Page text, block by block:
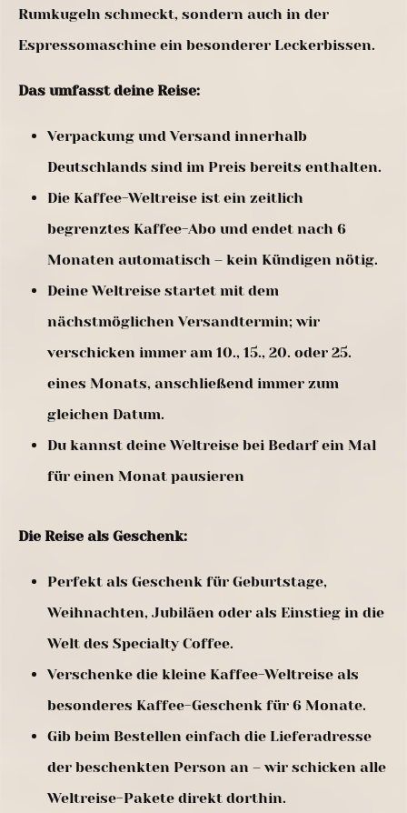
Rumkugeln schmeckt, sondern auch in der
Espressomaschine ein besonderer Leckerbissen.
Das umfasst deine Reise:
Verpackung und Versand innerhalb
Deutschlands sind im Preis bereits enthalten.
Die Kaffee-Weltreise ist ein zeitlich
begrenztes Kaffee-Abo und endet nach 6
Monaten automatisch – kein Kündigen nötig.
Deine Weltreise startet mit dem
nächstmöglichen Versandtermin; wir
verschicken immer am 10., 15., 20. oder 25.
eines Monats, anschließend immer zum
gleichen Datum.
Du kannst deine Weltreise bei Bedarf ein Mal
für einen Monat pausieren
Die Reise als Geschenk:
Perfekt als Geschenk für Geburtstage,
Weihnachten, Jubiläen oder als Einstieg in die
Welt des Specialty Coffee.
Verschenke die kleine Kaffee-Weltreise als
besonderes Kaffee-Geschenk für 6 Monate.
Gib beim Bestellen einfach die Lieferadresse
der beschenkten Person an – wir schicken alle
Weltreise-Pakete direkt dorthin.